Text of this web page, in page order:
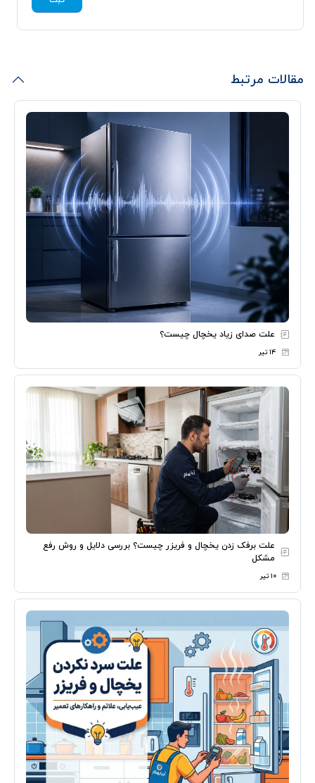
مقالات مرتبط
علت صدای زیاد یخچال چیست؟
۱۴ تیر
علت برفک زدن یخچال و فریزر چیست؟ بررسی دلایل و روش رفع
مشکل
۱۰ تیر